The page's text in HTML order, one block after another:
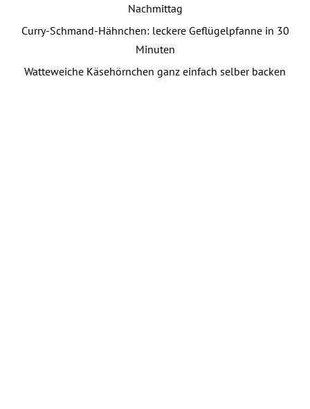
Nachmittag
Curry-Schmand-Hähnchen: leckere Geflügelpfanne in 30
Minuten
Watteweiche Käsehörnchen ganz einfach selber backen